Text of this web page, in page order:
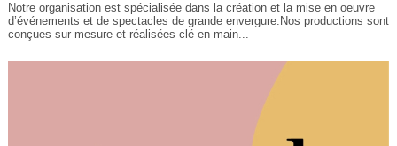
Notre organisation est spécialisée dans la création et la mise en oeuvre
d’événements et de spectacles de grande envergure.Nos productions sont
conçues sur mesure et réalisées clé en main...